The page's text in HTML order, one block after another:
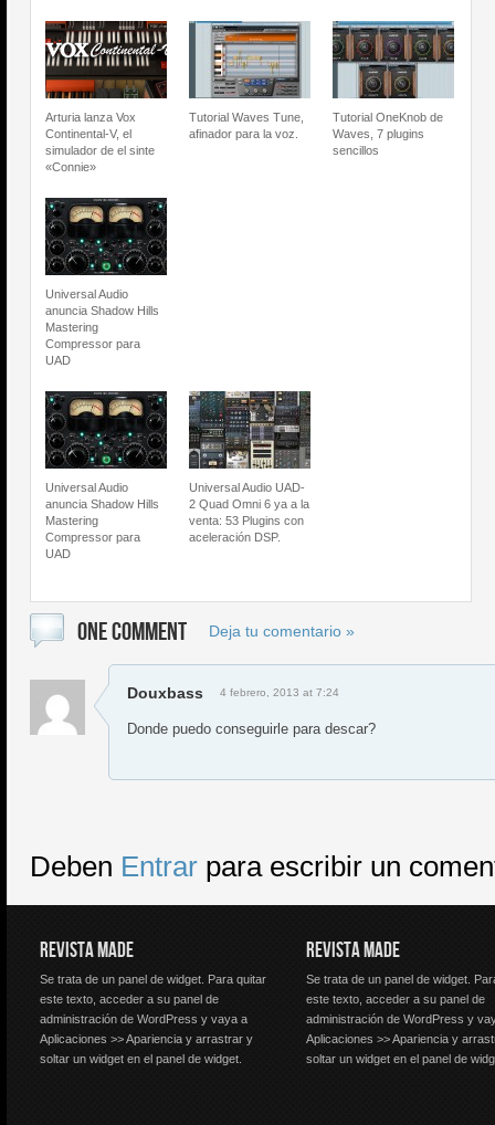
Arturia lanza Vox
Continental-V, el
simulador de el sinte
«Connie»
Tutorial Waves Tune,
afinador para la voz.
Tutorial OneKnob de
Waves, 7 plugins
sencillos
Universal Audio
anuncia Shadow Hills
Mastering
Compressor para
UAD
Universal Audio
anuncia Shadow Hills
Mastering
Compressor para
UAD
Universal Audio UAD-
2 Quad Omni 6 ya a la
venta: 53 Plugins con
aceleración DSP.
ONE COMMENT Deja tu comentario »
Douxbass 4 febrero, 2013 at 7:24
Donde puedo conseguirle para descar?
Deben Entrar para escribir un
REVISTA MADE
Se trata de un panel de widget. Para quitar
este texto, acceder a su panel de
administración de WordPress y vaya a
Aplicaciones >> Apariencia y arrastrar y
soltar un widget en el panel de widget.
REVISTA MADE
Se trata de un panel de widget.
este texto, acceder a su panel de
administración de WordPress y
Aplicaciones >> Apariencia y
soltar un widget en el panel de